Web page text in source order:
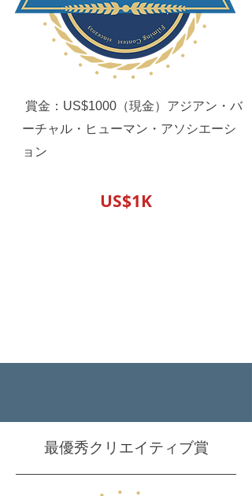
賞金：US$1000（現金）アジアン・バ
ーチャル・ヒューマン・アソシエーシ
ョン
US$1K
最優秀クリエイティブ賞